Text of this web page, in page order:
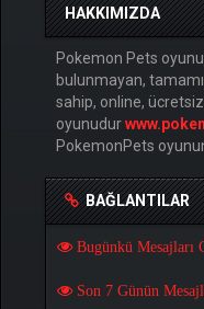
HAKKIMIZDA
Pokemon Pets
bulunmayan,
sahip, online,
oyunudur
PokemonPets
BAĞLANTILAR
Bugünkü Mesajları
Son 7 Günün